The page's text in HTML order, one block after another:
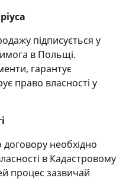
підписується у
в Польщі.
гарантує
право власності у
договору необхідно
в Кадастровому
процес зазвичай